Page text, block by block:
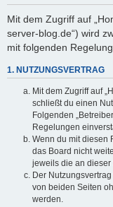
Mit dem Zugriff auf
server-blog.de“) wird
mit folgenden
1. NUTZUNGSVERTRAG
Mit dem Zugriff auf
schließt du einen
Folgenden
Regelungen
Wenn du mit diesen
das Board nicht
jeweils die an dieser
Der
von beiden Seiten
werden.